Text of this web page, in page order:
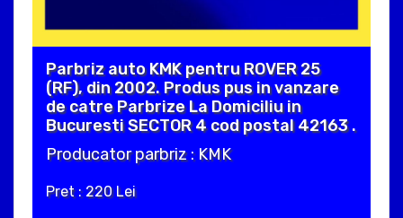
Parbriz auto KMK pentru ROVER 25
(RF), din 2002. Produs pus in vanzare
de catre Parbrize La Domiciliu in
Bucuresti SECTOR 4 cod postal 42163 .
Producator parbriz : KMK
Pret : 220 Lei